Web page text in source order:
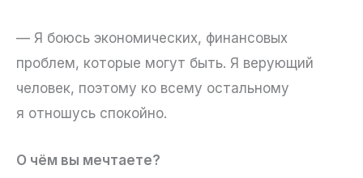
— Я боюсь экономических, финансовых
проблем, которые могут быть. Я верующий
человек, поэтому ко всему остальному
я отношусь спокойно.
О чём вы мечтаете?